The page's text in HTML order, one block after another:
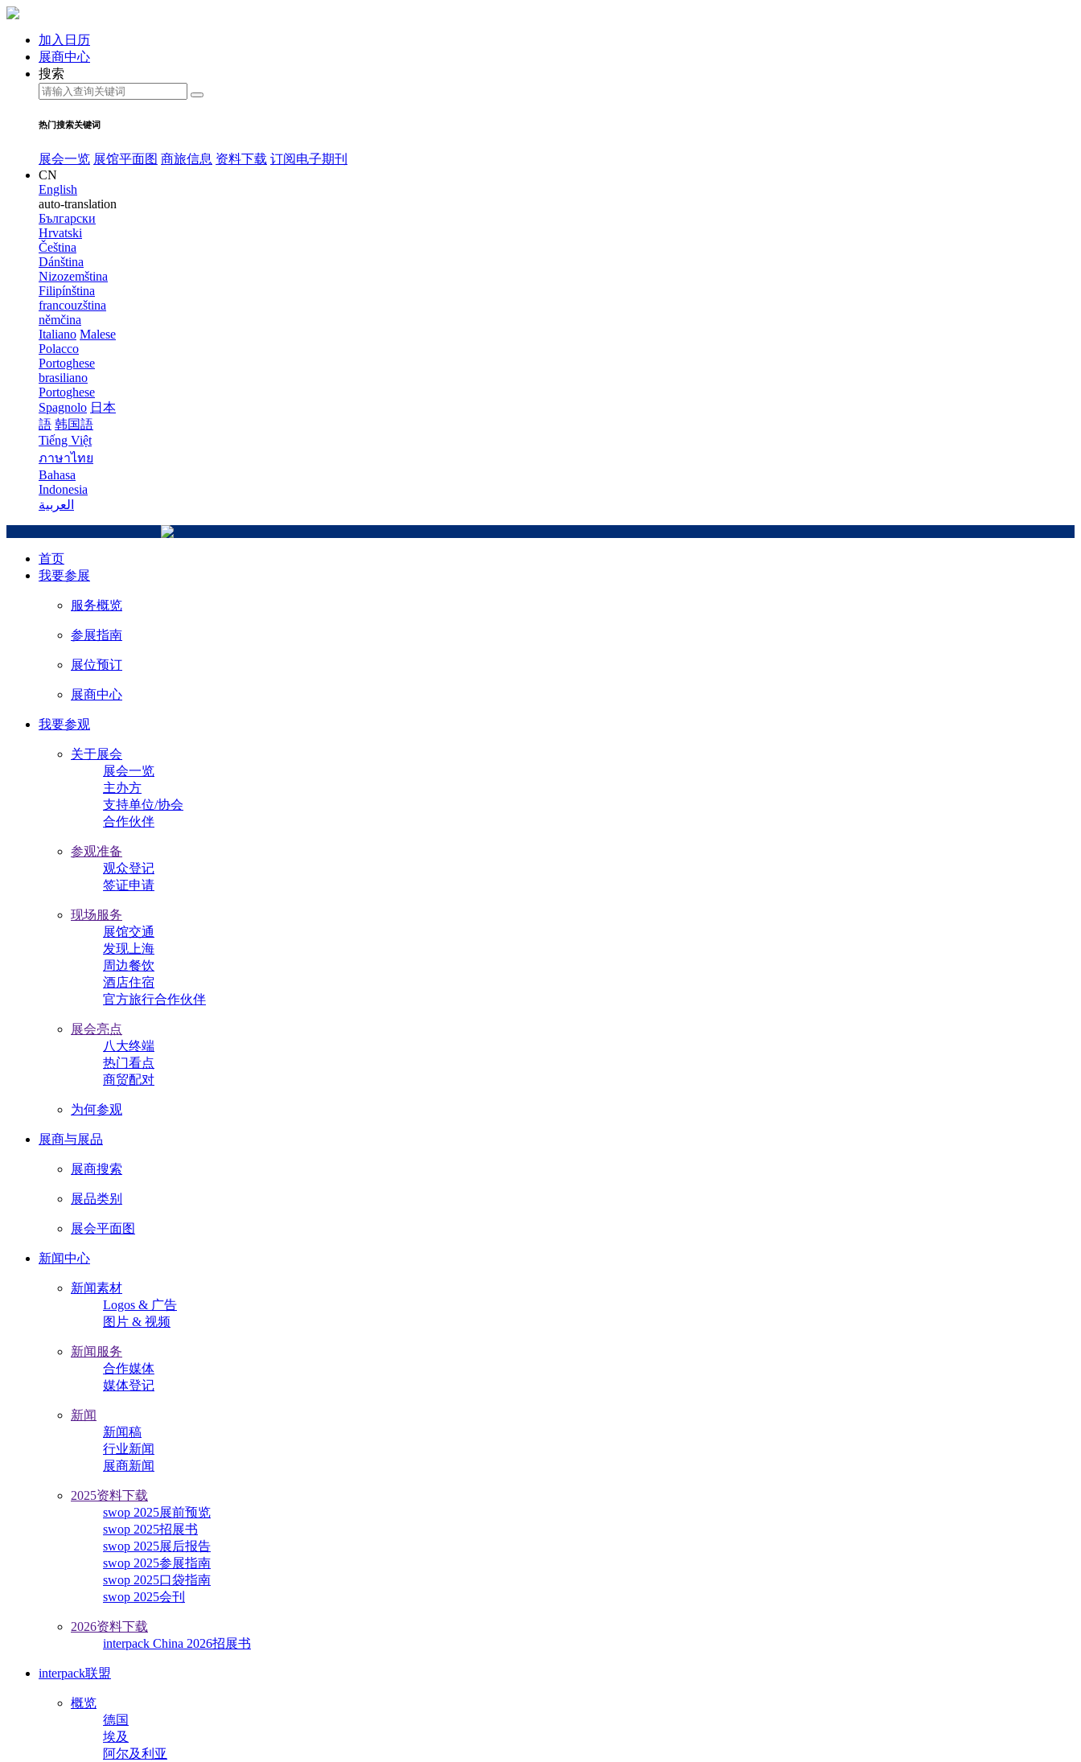
加入日历
展商中心
搜索
热门搜索关键词
展会一览 展馆平面图 商旅信息 资料下载 订阅电子期刊
CN
English
auto-translation
Български
Hrvatski
Čeština
Dánština
Nizozemština
Filipínština
francouzština
němčina
Italiano Malese
Polacco
Portoghese
brasiliano
Portoghese
Spagnolo 日本
語 韩国語
Tiếng Việt
ภาษาไทย
Bahasa
Indonesia
العربية
首页
我要参展
服务概览
参展指南
展位预订
展商中心
我要参观
关于展会
展会一览
主办方
支持单位/协会
合作伙伴
参观准备
观众登记
签证申请
现场服务
展馆交通
发现上海
周边餐饮
酒店住宿
官方旅行合作伙伴
展会亮点
八大终端
热门看点
商贸配对
为何参观
展商与展品
展商搜索
展品类别
展会平面图
新闻中心
新闻素材
Logos & 广告
图片 & 视频
新闻服务
合作媒体
媒体登记
新闻
新闻稿
行业新闻
展商新闻
2025资料下载
swop 2025展前预览
swop 2025招展书
swop 2025展后报告
swop 2025参展指南
swop 2025口袋指南
swop 2025会刊
2026资料下载
interpack China 2026招展书
interpack联盟
概览
德国
埃及
阿尔及利亚